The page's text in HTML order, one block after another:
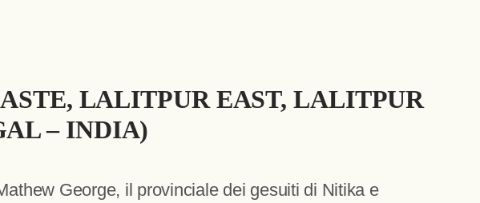
LALITPUR EAST, LALITPUR
– INDIA)
George, il provinciale dei gesuiti di Nitika e